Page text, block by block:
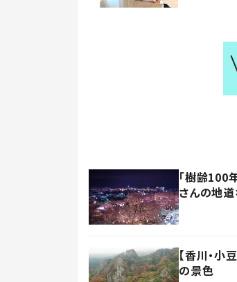
「樹齢100
さんの地
【香川・
の景色